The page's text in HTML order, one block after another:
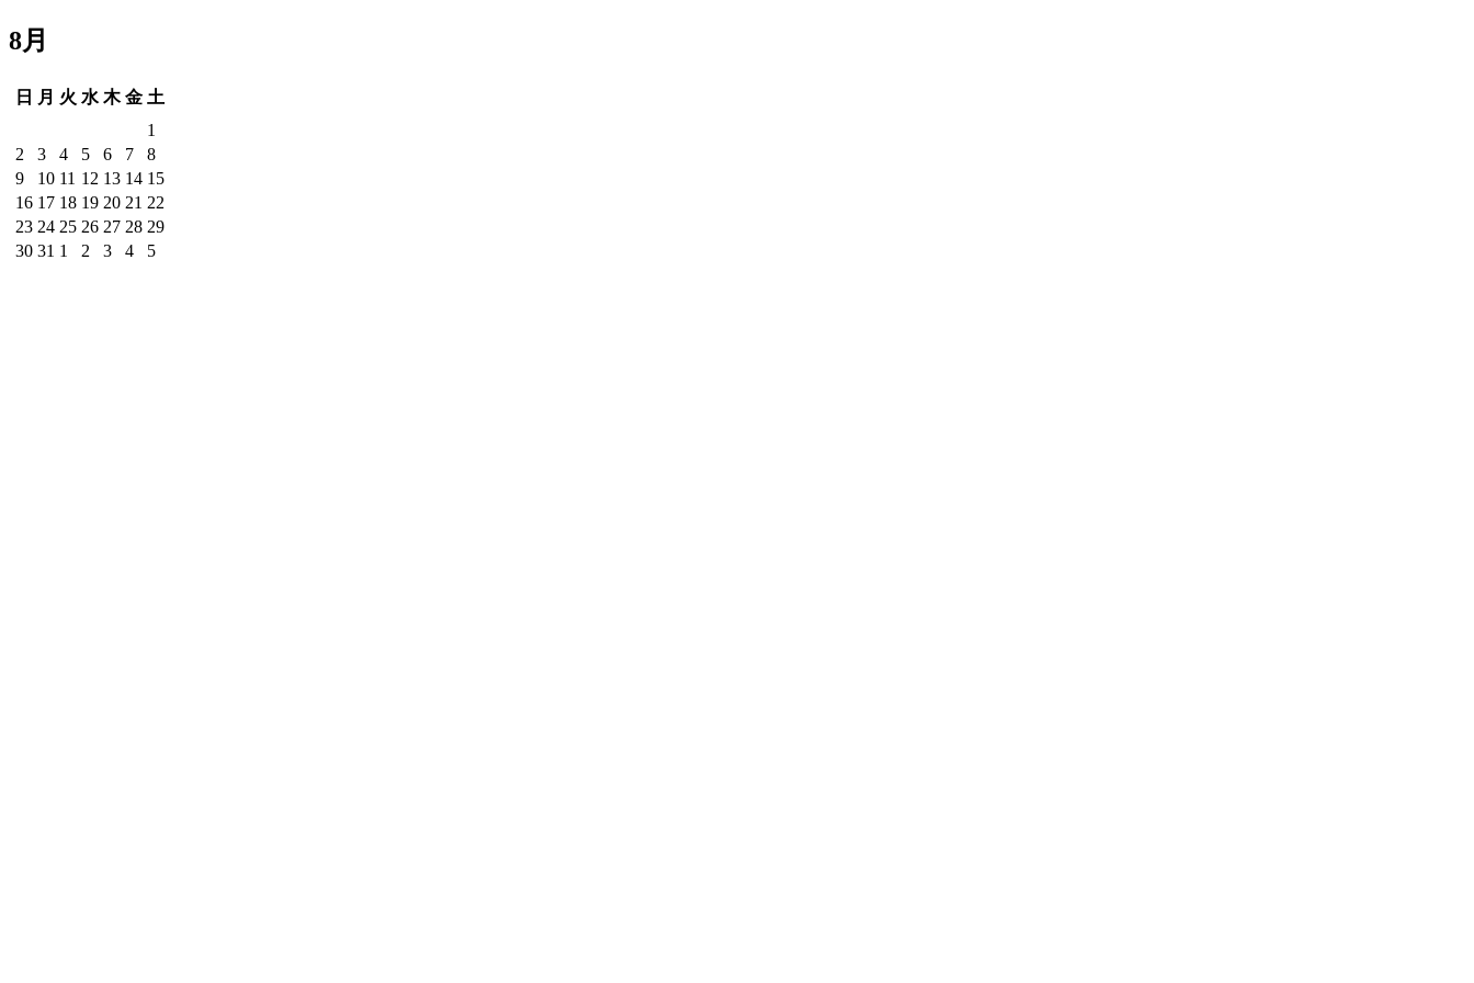
8月
日 月 火 水 木 金 土
1
2
3 4 5 6 7
8
9
10 11 12 13 14 15
16 17 18 19 20 21 22
23 24 25 26 27 28 29
30 31 1 2 3 4 5